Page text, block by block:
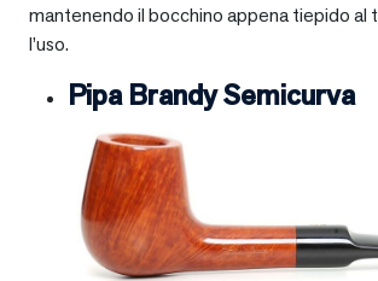
mantenendo il bocchino appena tiepido al
l’uso.
Pipa Brandy Semicurva